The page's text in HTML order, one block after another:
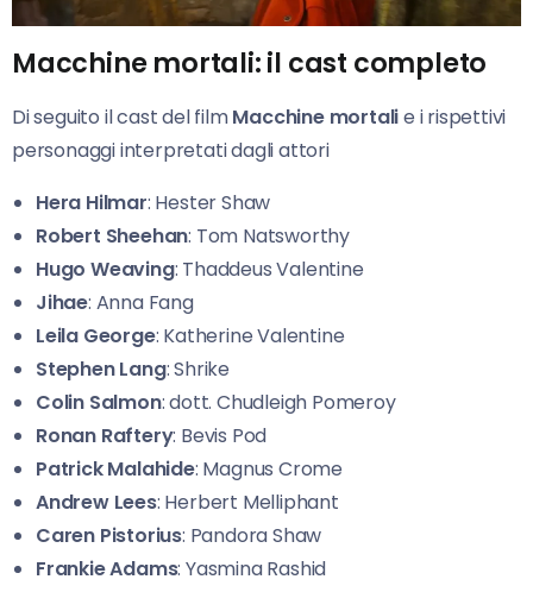
Macchine mortali: il cast completo
Di seguito il cast del filmMacchine mortalie i rispettivi
personaggi interpretati dagli attori
Hera Hilmar: Hester Shaw
Robert Sheehan: Tom Natsworthy
Hugo Weaving: Thaddeus Valentine
Jihae: Anna Fang
Leila George: Katherine Valentine
Stephen Lang: Shrike
Colin Salmon: dott. Chudleigh Pomeroy
Ronan Raftery: Bevis Pod
Patrick Malahide: Magnus Crome
Andrew Lees: Herbert Melliphant
Caren Pistorius: Pandora Shaw
Frankie Adams: Yasmina Rashid